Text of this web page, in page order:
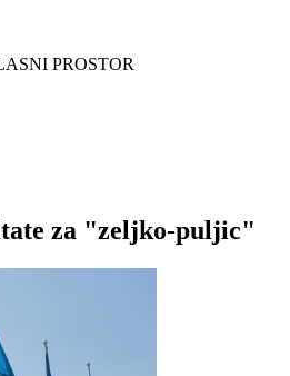
za "zeljko-puljic"